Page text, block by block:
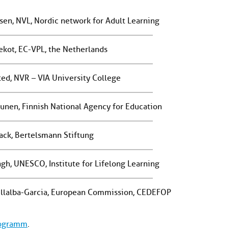
NVL, Nordic network for Adult Learning
EC-VPL, the Netherlands
NVR – VIA University College
Finnish National Agency for Education
Bertelsmann Stiftung
UNESCO, Institute for Lifelong Learning
Garcia, European Commission, CEDEFOP
.